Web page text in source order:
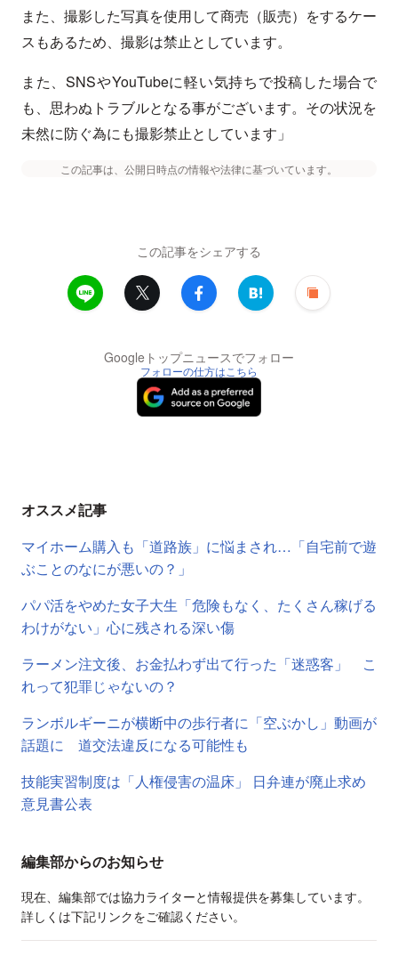
また、撮影した写真を使用して商売（販売）をするケー
スもあるため、撮影は禁止としています。
また、SNSやYouTubeに軽い気持ちで投稿した場合で
も、思わぬトラブルとなる事がございます。その状況を
未然に防ぐ為にも撮影禁止としています」
この記事は、公開日時点の情報や法律に基づいています。
この記事をシェアする
Googleトップニュースでフォロー
フォローの仕方はこちら
オススメ記事
マイホーム購入も「道路族」に悩まされ…「自宅前で遊
ぶことのなにが悪いの？」
パパ活をやめた女子大生「危険もなく、たくさん稼げる
わけがない」心に残される深い傷
ラーメン注文後、お金払わず出て行った「迷惑客」 こ
れって犯罪じゃないの？
ランボルギーニが横断中の歩行者に「空ぶかし」動画が
話題に 道交法違反になる可能性も
技能実習制度は「人権侵害の温床」 日弁連が廃止求め
意見書公表
編集部からのお知らせ
現在、編集部では協力ライターと情報提供を募集しています。
詳しくは下記リンクをご確認ください。